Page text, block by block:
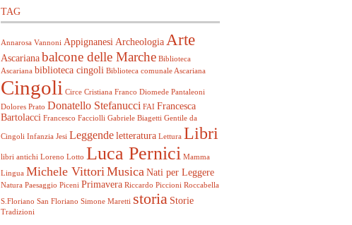
TAG
Annarosa Vannoni Appignanesi Archeologia Arte
Ascariana balcone delle Marche Biblioteca
Ascariana biblioteca cingoli Biblioteca comunale Ascariana
Cingoli Circe Cristiana Franco Diomede Pantaleoni
Dolores Prato Donatello Stefanucci FAI Francesca
Bartolacci Francesco Facciolli Gabriele Biagetti Gentile da
Cingoli Infanzia Jesi Leggende letteratura Lettura Libri
libri antichi Loreno Lotto Luca Pernici Mamma
Lingua Michele VittoriMusica Nati per Leggere
Natura Paesaggio Piceni Primavera Riccardo Piccioni Roccabella
S.Floriano San Floriano Simone Maretti storia Storie
Tradizioni